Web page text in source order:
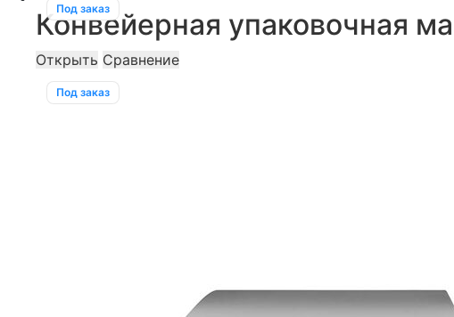
Под заказ
Конвейерная упаковочная
Открыть Сравнение
Под заказ